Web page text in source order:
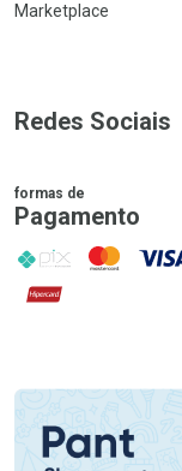
Marketplace
Redes Sociais
formas de
Pagamento
PIX MasterCard
VISA
Hipercard
Promoção